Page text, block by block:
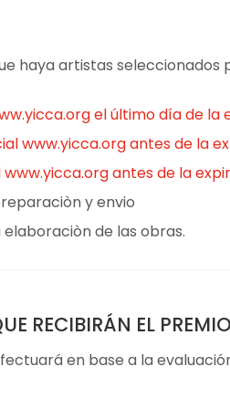
haya artistas seleccionados
el último día de la
www.yicca.org antes de la
antes de la
y envio
de las obras.
RECIBIRÁN EL
en base a la